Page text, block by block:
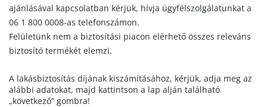
ajánlásával kapcsolatban kérjük, hívja ügyfélszolgálatunkat a
06 1 800 0008-as telefonszámon.
Felületünk nem a biztosítási piacon elérhető összes releváns
biztosító termékét elemzi.
A lakásbiztosítás díjának kiszámításához, kérjük, adja meg az
alábbi adatokat, majd kattintson a lap alján található
„következő” gombra!